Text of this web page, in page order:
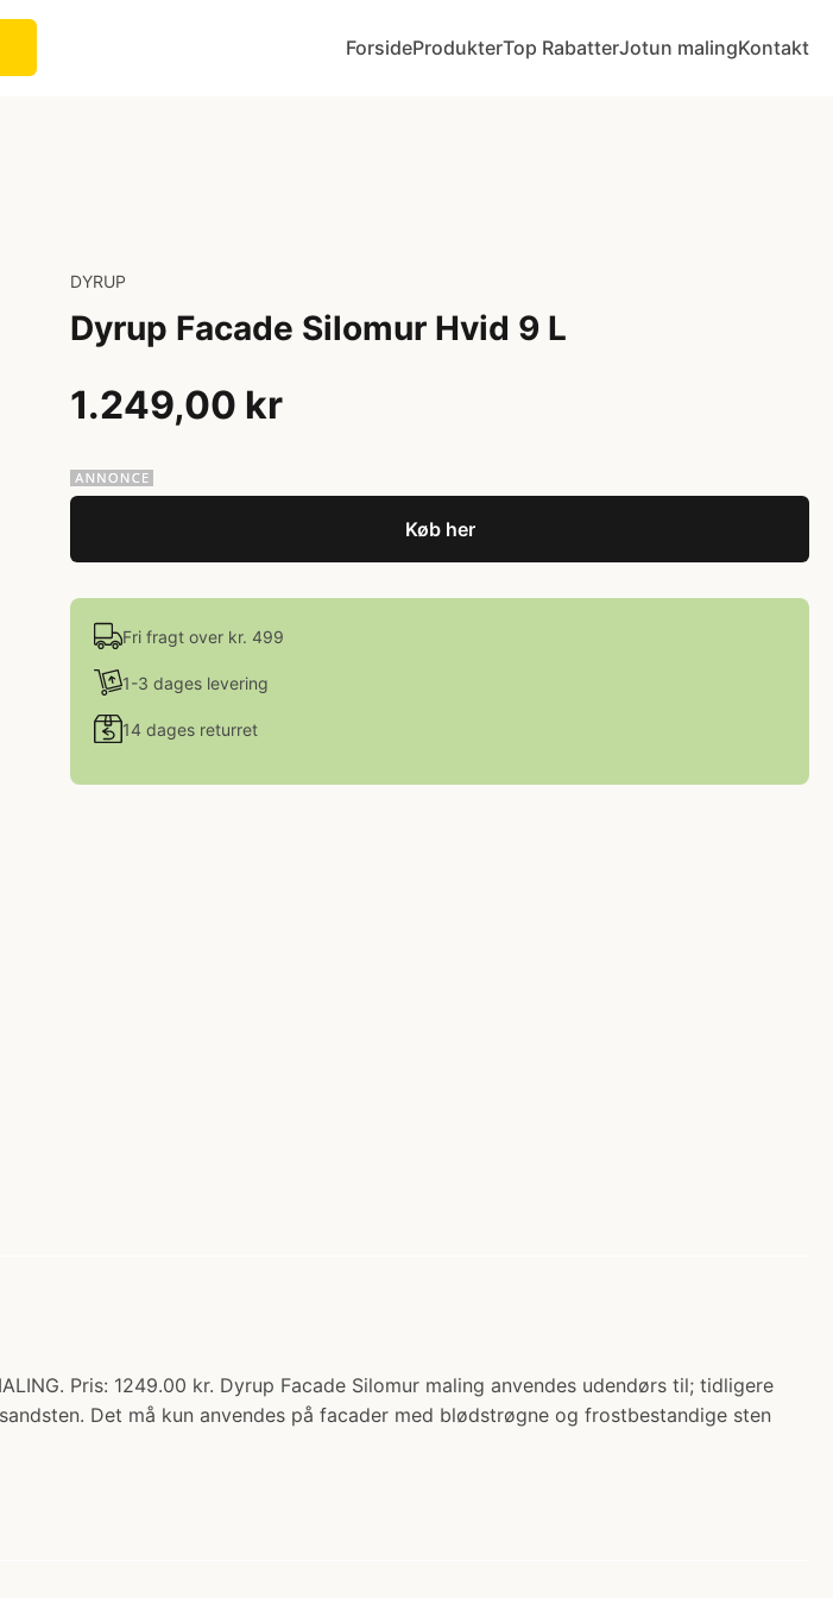
ForsideProdukterTop RabatterJotun malingKontakt
DYRUP
Dyrup Facade Silomur Hvid 9 L
1.249,00 kr
Køb her
Fri fragt over kr. 499
1-3 dages levering
14 dages returret
Pris: 1249.00 kr. Dyrup Facade Silomur maling anvendes udendørs til; tidligere
Det må kun anvendes på facader med blødstrøgne og frostbestandige sten